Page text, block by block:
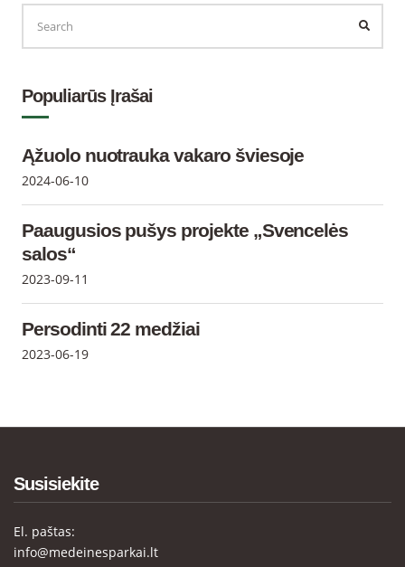
Populiarūs Įrašai
Ąžuolo nuotrauka vakaro šviesoje
2024-06-10
Paaugusios pušys projekte „Svencelės
salos“
2023-09-11
Persodinti 22 medžiai
2023-06-19
Susisiekite
El. paštas:
info@medeinesparkai.lt